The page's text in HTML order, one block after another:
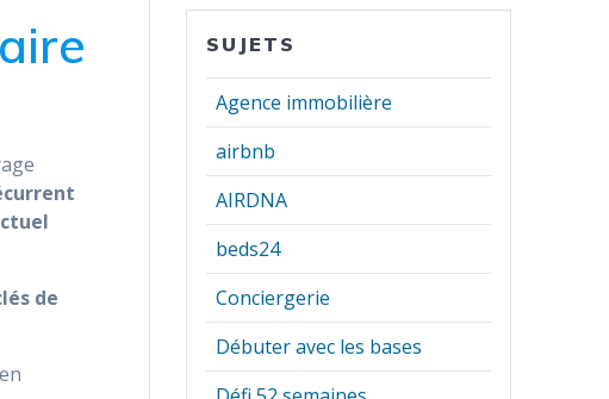
de
SUJETS
Agence immobilière
airbnb
AIRDNA
beds24
Conciergerie
Débuter avec les bases